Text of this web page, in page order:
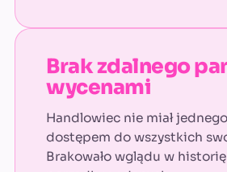
Brak zdalnego
wycenami
Handlowiec nie miał
dostępem do wszystkich
Brakowało wglądu w